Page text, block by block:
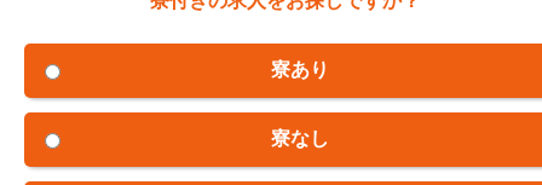
寮あり
寮なし